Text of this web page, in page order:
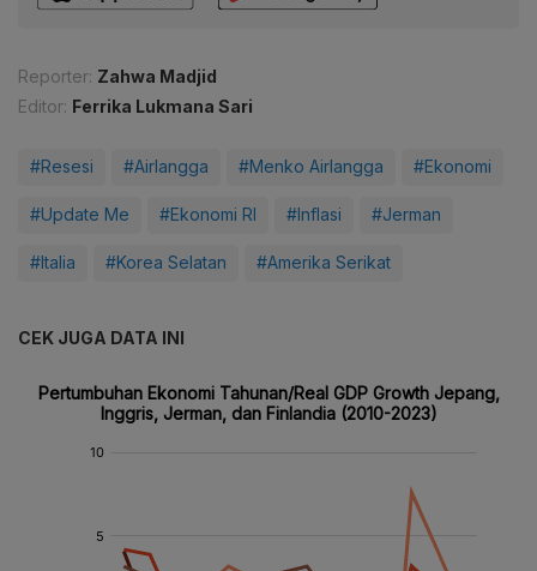
Reporter: Zahwa Madjid
Editor: Ferrika Lukmana Sari
#Resesi #Airlangga #Menko Airlangga #Ekonomi
#Update Me #Ekonomi RI #Inflasi #Jerman
#Italia #Korea Selatan #Amerika Serikat
CEK JUGA DATA INI